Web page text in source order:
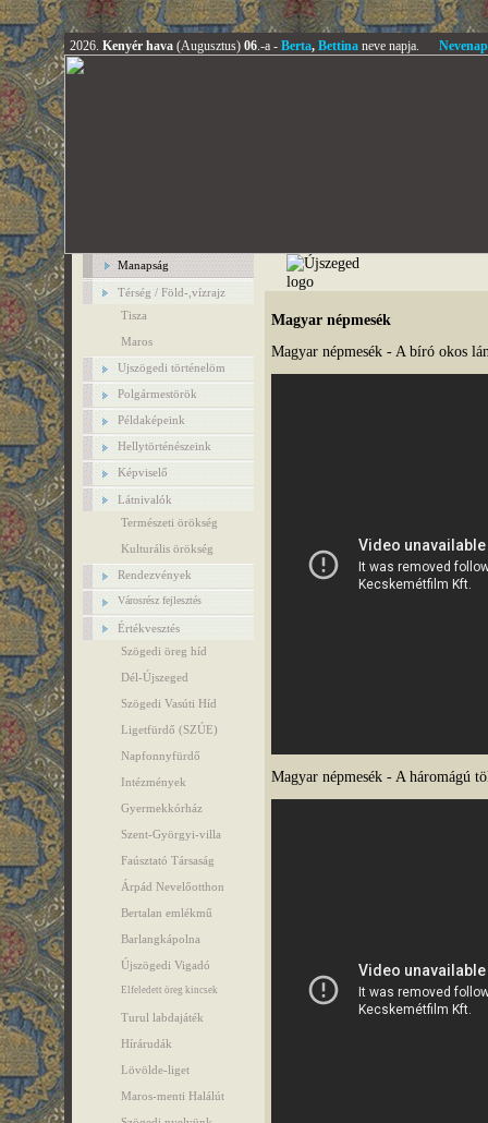
2026. Kenyér hava (Augusztus) 06.-a - Berta, Bettinaneve napja.
Manapság
Térség / Föld-,vízrajz
Tisza
Maros
Ujszögedi történelöm
Polgármestörök
Példaképeink
Hellytörténészeink
Képviselő
Látnivalók
Természeti örökség
Kulturális örökség
Rendezvények
Városrész fejlesztés
Értékvesztés
Szögedi öreg híd
Dél-Újszeged
Szögedi Vasúti Híd
Ligetfürdő (SZÚE)
Napfonnyfürdő
Intézmények
Gyermekkórház
Szent-Györgyi-villa
Faúsztató Társaság
Árpád Nevelőotthon
Bertalan emlékmű
Barlangkápolna
Újszögedi Vigadó
Elfeledett öreg kincsek
Turul labdajáték
Hírárudák
Lövölde-liget
Maros-menti Halálút
Magyar népmesék
Magyar népmesék - A bíró okos
Magyar népmesék - A háromágú